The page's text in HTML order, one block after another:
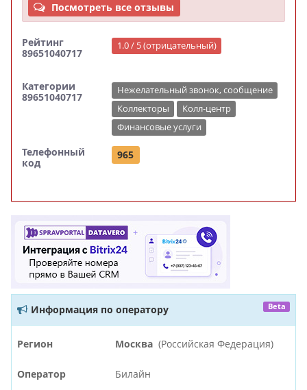
Посмотреть все отзывы
Рейтинг
89651040717
1.0 / 5 (отрицательный)
Категории
89651040717
Нежелательный звонок, сообщение
Коллекторы
Колл-центр
Финансовые услуги
Телефонный
код
965
Информация по оператору Beta
Регион Москва (Российская Федерация)
Оператор Билайн